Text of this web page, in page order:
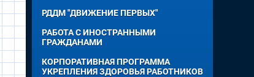
РДДМ "ДВИЖЕНИЕ ПЕРВЫХ"
РАБОТА С ИНОСТРАННЫМИ
ГРАЖДАНАМИ
КОРПОРАТИВНАЯ ПРОГРАММА
УКРЕПЛЕНИЯ ЗДОРОВЬЯ РАБОТНИКОВ